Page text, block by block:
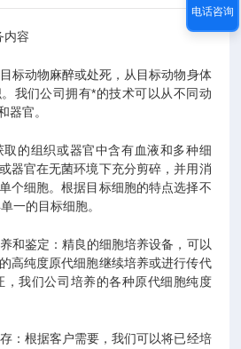
内容
标动物麻醉或处死，从目标动物身体
我们公司拥有*的技术可以从不同动
器官。
的组织或器官中含有血液和多种细
器官在无菌环境下充分剪碎，并用消
个细胞。根据目标细胞的特点选择不
一的目标细胞。
和鉴定：精良的细胞培养设备，可以
高纯度原代细胞继续培养或进行传代
，我们公司培养的各种原代细胞纯度
：根据客户需要，我们可以将已经培
电话咨询